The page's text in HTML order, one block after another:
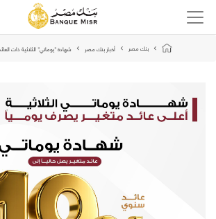
بنك مصر أخبار بنك مصر شهادة "يوماتي" الثلاثية ذات